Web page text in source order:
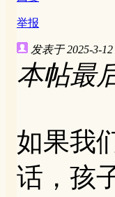
举报
发表于 2025-3-
本帖最
如果我
话，孩